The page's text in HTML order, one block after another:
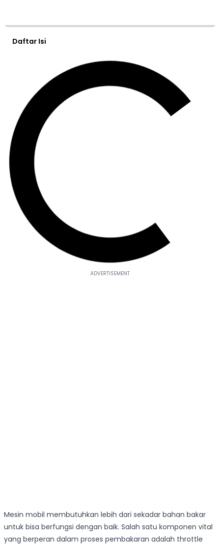
Daftar Isi
Mesin mobil membutuhkan lebih dari sekadar bahan bakar
untuk bisa berfungsi dengan baik. Salah satu komponen vital
yang berperan dalam proses pembakaran adalah throttle